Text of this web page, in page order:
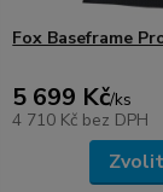
Fox Baseframe
5 699 Kč/ks
4 710 Kč bez DPH